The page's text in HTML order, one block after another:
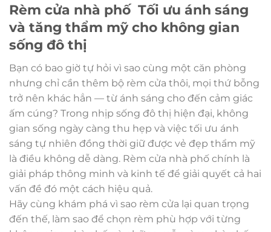
Rèm cửa nhà phố Tối ưu ánh sáng
và tăng thẩm mỹ cho không gian
sống đô thị
Bạn có bao giờ tự hỏi vì sao cùng một căn phòng
nhưng chỉ cần thêm bộ rèm cửa thôi, mọi thứ bỗng
trở nên khác hẳn — từ ánh sáng cho đến cảm giác
ấm cúng? Trong nhịp sống đô thị hiện đại, không
gian sống ngày càng thu hẹp và việc tối ưu ánh
sáng tự nhiên đồng thời giữ được vẻ đẹp thẩm mỹ
là điều không dễ dàng. Rèm cửa nhà phố chính là
giải pháp thông minh và kinh tế để giải quyết cả hai
vấn đề đó một cách hiệu quả.
Hãy cùng khám phá vì sao rèm cửa lại quan trọng
đến thế, làm sao để chọn rèm phù hợp với từng